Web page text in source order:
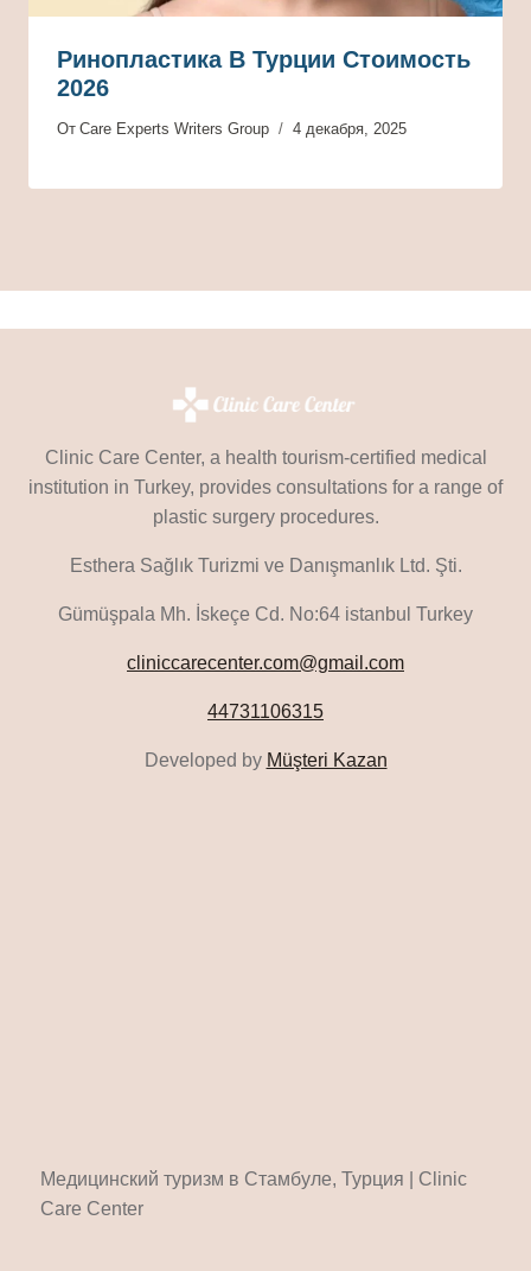
Ринопластика В Турции Стоимость
2026
От Care Experts Writers Group 4 декабря, 2025
Clinic Care Center, a health tourism-certified medical
institution in Turkey, provides consultations for a range of
plastic surgery procedures.
Esthera Sağlık Turizmi ve Danışmanlık Ltd. Şti.
Gümüşpala Mh. İskeçe Cd. No:64 istanbul Turkey
cliniccarecenter.com@gmail.com
44731106315
Developed by Müşteri Kazan
Медицинский туризм в Стамбуле, Турция | Clinic
Care Center